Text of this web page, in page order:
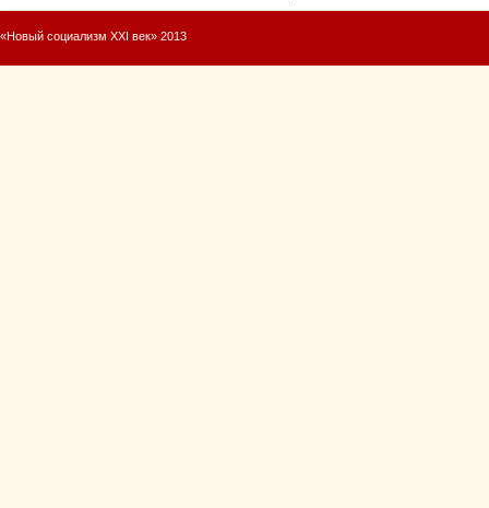
«Новый социализм XXI век» 2013